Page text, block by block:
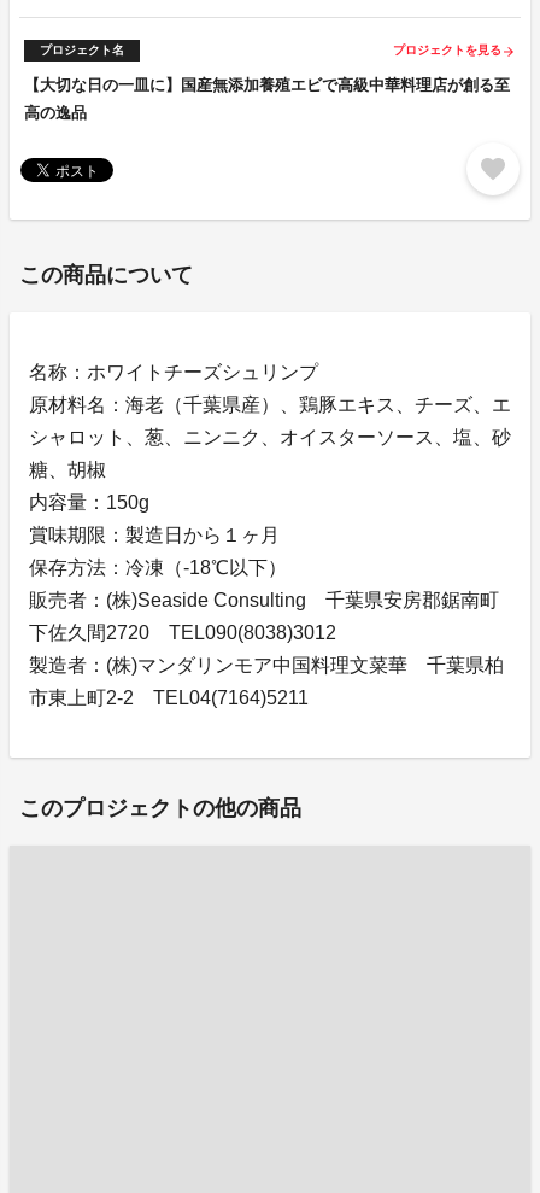
プロジェクト名 プロジェクトを見る arrow_forward
【大切な日の一皿に】国産無添加養殖エビで高級中華料理店が創る至
高の逸品
favorite
この商品について
名称：ホワイトチーズシュリンプ
原材料名：海老（千葉県産）、鶏豚エキス、チーズ、エ
シャロット、葱、ニンニク、オイスターソース、塩、砂
糖、胡椒
内容量：150g
賞味期限：製造日から１ヶ月
保存方法：冷凍（-18℃以下）
販売者：(株)Seaside Consulting 千葉県安房郡鋸南町
下佐久間2720 TEL090(8038)3012
製造者：(株)マンダリンモア 中国料理文菜華 千葉県柏
市東上町2-2 TEL04(7164)5211
このプロジェクトの他の商品